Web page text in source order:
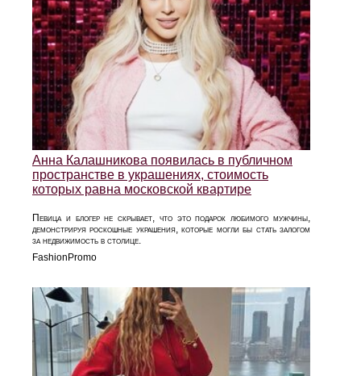
Анна Калашникова появилась в публичном
пространстве в украшениях, стоимость
которых равна московской квартире
Певица и блогер не скрывает, что это подарок любимого мужчины,
демонстрируя роскошные украшения, которые могли бы стать залогом
за недвижимость в столице.
FashionPromo